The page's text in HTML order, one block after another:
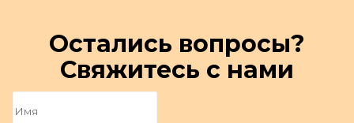
Остались вопросы?
Свяжитесь с нами